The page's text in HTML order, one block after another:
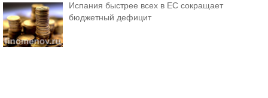
Испания быстрее всех в ЕС сокращает
бюджетный дефицит